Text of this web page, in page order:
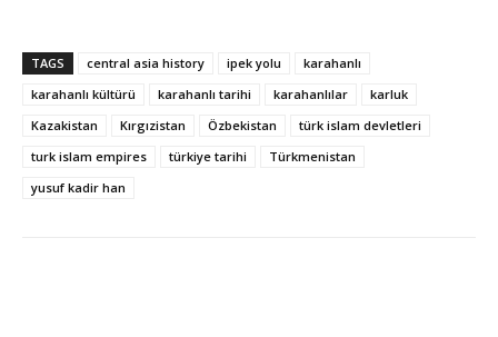
TAGS central asia history ipek yolu
karahanlı
karahanlı kültürü
karahanlı tarihi karahanlılar
karluk
Kazakistan
Kırgızistan Özbekistan
türk islam devletleri
turk islam empires
türkiye tarihi
Türkmenistan
yusuf kadir han